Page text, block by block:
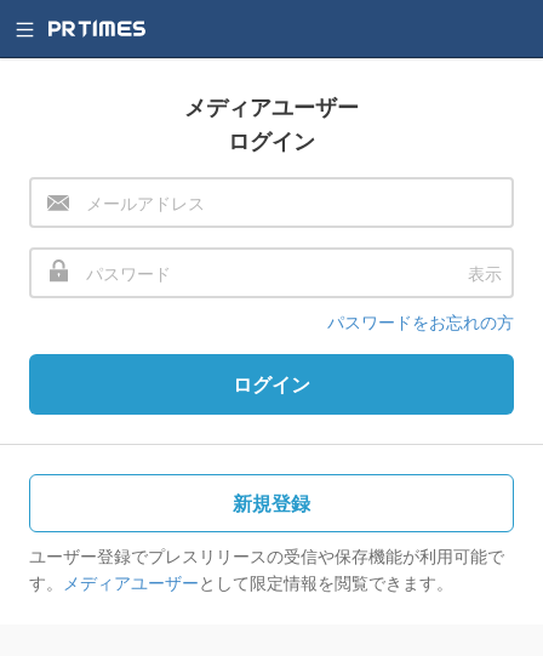
メディアユーザー
ログイン
表示
パスワードをお忘れの方
ログイン
新規登録
ユーザー登録でプレスリリースの受信や保存機能が利用可能で
す。 メディアユーザーとして限定情報を閲覧できます。